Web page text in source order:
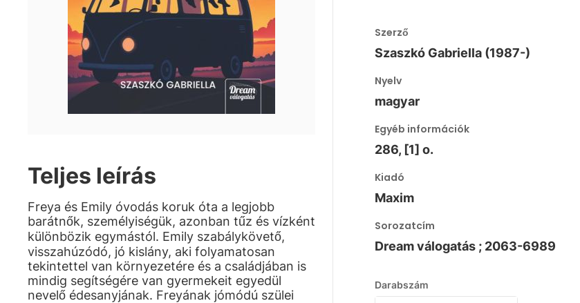
Teljes leírás
Freya és Emily óvodás koruk óta a legjobb
barátnők, személyiségük, azonban tűz és vízként
különbözik egymástól. Emily szabálykövető,
visszahúzódó, jó kislány, aki folyamatosan
tekintettel van környezetére és a családjában is
mindig segítségére van gyermekeit egyedül
nevelő édesanyjának. Freyának jómódú szülei
Szerző
Szaszkó Gabriella (1987-)
Nyelv
magyar
Egyéb információk
286, [1] o.
Kiadó
Maxim
Sorozatcím
Dream válogatás ; 2063-6989
Darabszám